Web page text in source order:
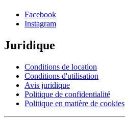
Facebook
Instagram
Juridique
Conditions de location
Conditions d'utilisation
Avis juridique
Politique de confidentialité
Politique en matière de cookies